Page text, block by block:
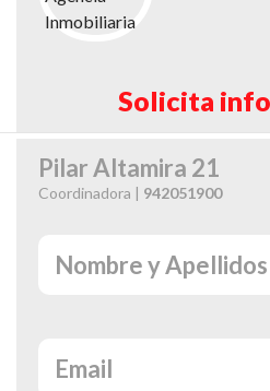
Solicita
Pilar Altamira 21
Coordinadora | 942051900